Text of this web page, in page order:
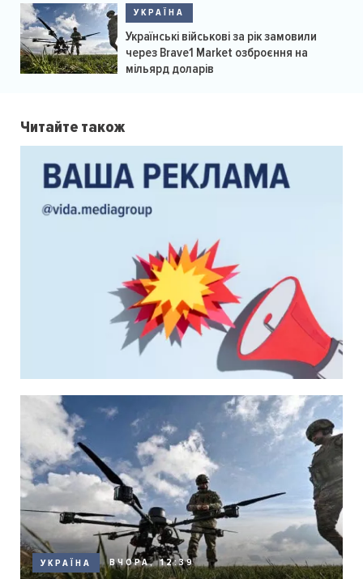
УКРАЇНА
Українські військові за рік замовили
через Brave1 Market озброєння на
мільярд доларів
Читайте також
УКРАЇНА ВЧОРА, 12:39